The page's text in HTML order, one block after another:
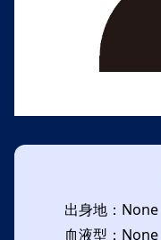
出身地：None
血液型：None